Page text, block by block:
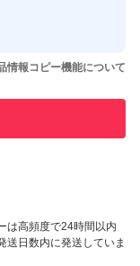
た実績があります
があります
は高頻度で24時間以内
送日数内に発送していま
情報コピー機能について